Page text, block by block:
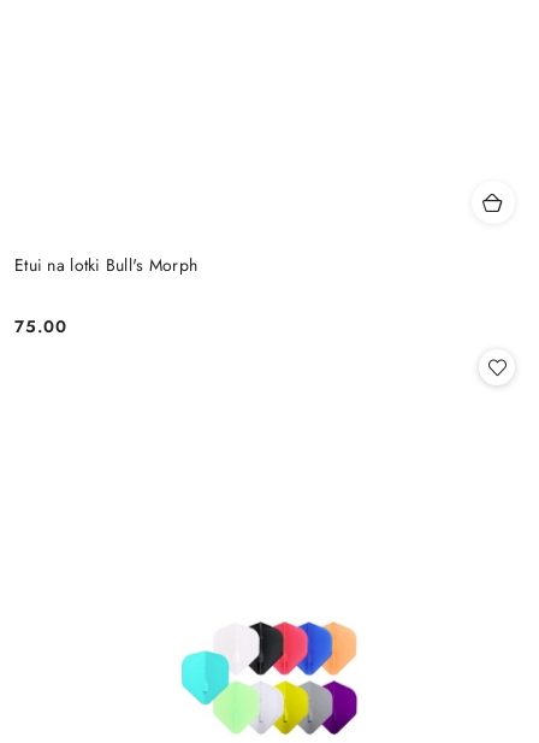
Etui na lotki Bull's Morph
Cena:
75.00